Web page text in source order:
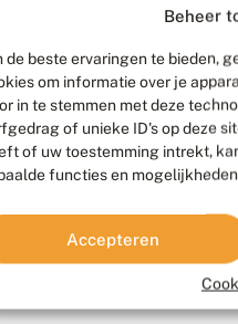
Beheer
de beste ervaringen te bieden,
om informatie over je
in te stemmen met deze
of unieke ID's op deze
of uw toestemming intrekt,
functies en
Accepteren